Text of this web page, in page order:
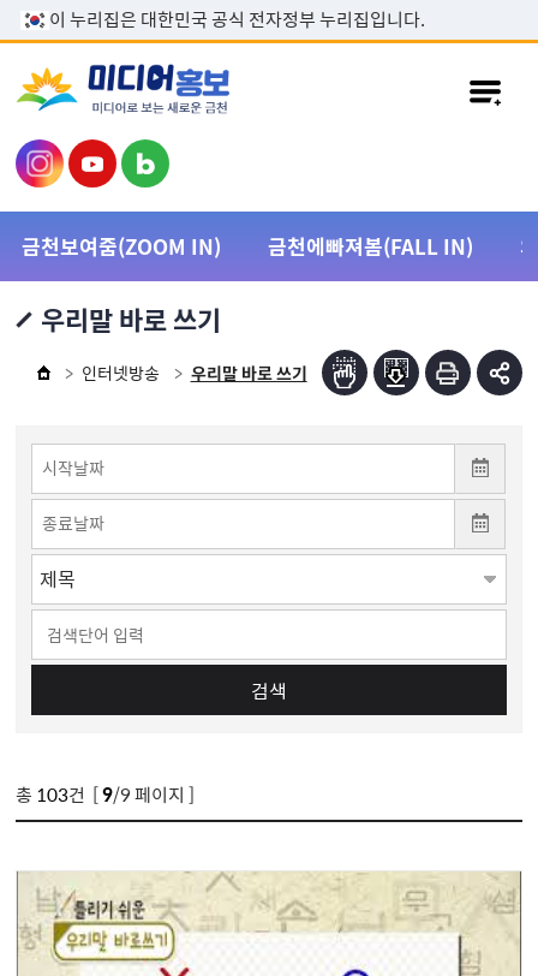
본문 바로가기
이 누리집은 대한민국 공식 전자정부 누리집입니다.
금천보여줌(ZOOM IN) 금천에빠져봄(FALL IN)
우리말 바로 쓰기
인터넷방송 우리말 바로 쓰기
검색
총 103건 [9/9 페이지 ]